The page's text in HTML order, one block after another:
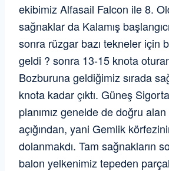
ekibimiz Alfasail Falcon ile 8.
sağnaklar da Kalamış
sonra rüzgar bazı tekneler için
geldi ? sonra 13-15 knota
Bozburuna geldiğimiz sırada
knota kadar çıktı. Güneş
planımız genelde de doğru
açığından, yani Gemlik
dolanmakdı. Tam sağnakların
balon yelkenimiz tepeden